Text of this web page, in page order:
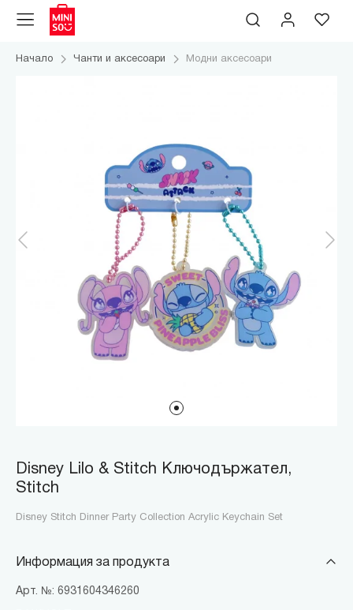
Начало Чанти и аксесоари Модни аксесоари
Disney Lilo & Stitch Ключодържател,
Stitch
Disney Stitch Dinner Party Collection Acrylic Keychain Set
Информация за продукта
Арт. №: 6931604346260